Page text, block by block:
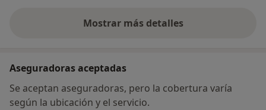
Mostrar más detalles
sobre la dirección
Aseguradoras aceptadas
Se aceptan aseguradoras, pero la cobertura varía
según la ubicación y el servicio.